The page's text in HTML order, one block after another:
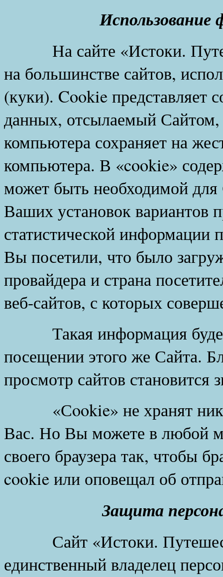
Использование
На сайте «Истоки.
на большинстве сайтов,
(куки). Cookie представляет
данных, отсылаемый Сайтом,
компьютера сохраняет на
компьютера. В «cookie»
может быть необходимой
Ваших установок вариантов
статистической информации
Вы посетили, что было
провайдера и страна
веб-сайтов, с которых
Такая информация
посещении этого же Сайта.
просмотр сайтов становится
«Сookie» не хранят
Вас. Но Вы можете в любой
своего браузера так, чтобы
cookie или оповещал об
Защита
Сайт «Истоки.
единственный владелец